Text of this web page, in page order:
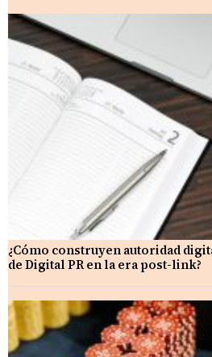
¿Cómo construyen autoridad
de Digital PR en la era post-link?